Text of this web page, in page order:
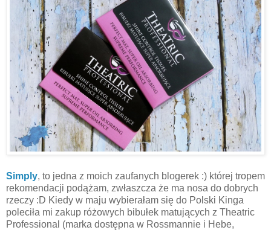
Simply, to jedna z moich zaufanych blogerek :) której tropem
rekomendacji podążam, zwłaszcza że ma nosa do dobrych
rzeczy :D Kiedy w maju wybierałam się do Polski Kinga
poleciła mi zakup różowych bibułek matujących z Theatric
Professional (marka dostępna w Rossmannie i Hebe,